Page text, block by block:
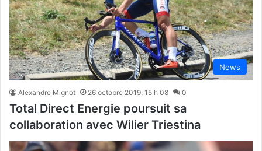
News
Alexandre Mignot 26 octobre 2019, 15 h 08 0
Total Direct Energie poursuit sa
collaboration avec Wilier Triestina